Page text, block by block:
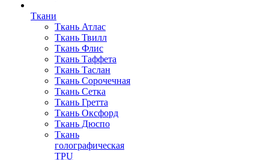
Ткани
Ткань Атлас
Ткань Твилл
Ткань Флис
Ткань Таффета
Ткань Таслан
Ткань Сорочечная
Ткань Сетка
Ткань Гретта
Ткань Оксфорд
Ткань Дюспо
Ткань
голографическая
TPU